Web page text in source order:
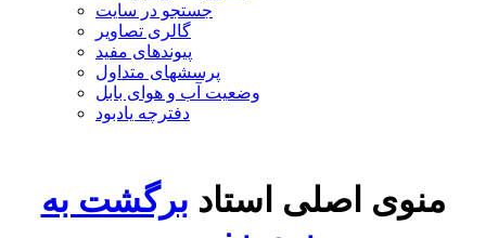
جستجو در سایت
گالری تصاویر
پیوندهای مفید
پرسشهای متداول
وضعیت آب و هوای بابل
دفترچه یادبود
منوی اصلی استاد برگشت به